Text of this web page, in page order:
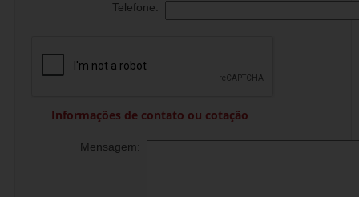
Telefone:
Informações de contato ou cotação
Mensagem: